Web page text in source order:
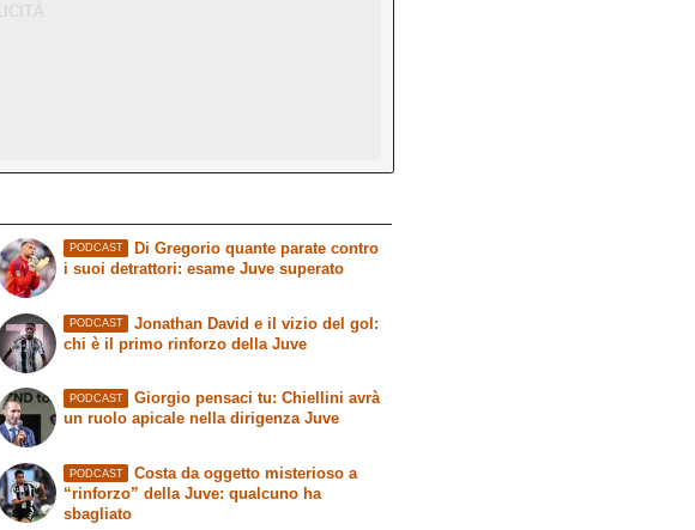
PODCAST
Di Gregorio quante parate contro
i suoi detrattori: esame Juve superato
PODCAST
Jonathan David e il vizio del gol:
chi è il primo rinforzo della Juve
PODCAST
Giorgio pensaci tu: Chiellini avrà
un ruolo apicale nella dirigenza Juve
PODCAST
Costa da oggetto misterioso a
“rinforzo” della Juve: qualcuno ha
sbagliato